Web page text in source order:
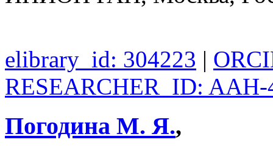
elibrary_id: 304223 |
RESEARCHER_ID: AAH-
Погодина М. Я.,